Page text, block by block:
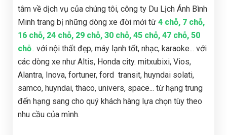
tâm về dịch vụ của chúng tôi, công ty Du Lịch Ánh Bình
Minh trang bị những dòng xe đời mới từ 4 chỗ, 7 chỗ,
16 chỗ, 24 chỗ, 29 chỗ, 30 chỗ, 45 chỗ, 47 chỗ, 50
chỗ.. với nội thất đẹp, máy lạnh tốt, nhạc, karaoke... với
các dòng xe như Altis, Honda city. mitxubixi, Vios,
Alantra, Inova, fortuner, ford transit, huyndai solati,
samco, huyndai, thaco, univers, space... từ hạng trung
đến hạng sang cho quý khách hàng lựa chọn tùy theo
nhu cầu của mình.